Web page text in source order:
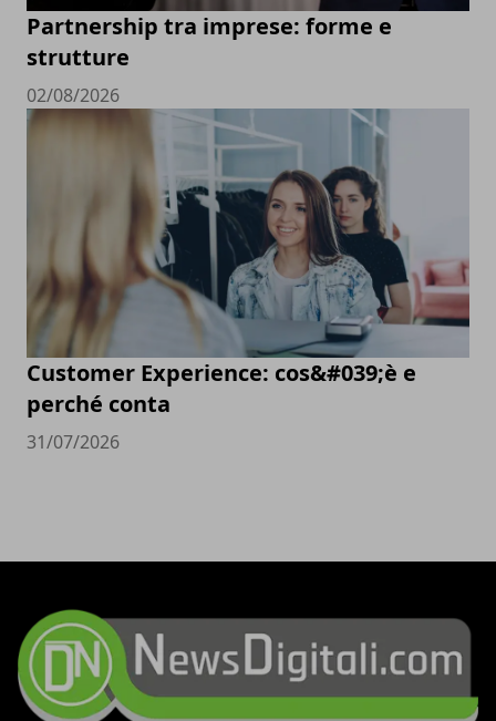
Partnership tra imprese: forme e
strutture
02/08/2026
Customer Experience: cos&#039;è e
perché conta
31/07/2026